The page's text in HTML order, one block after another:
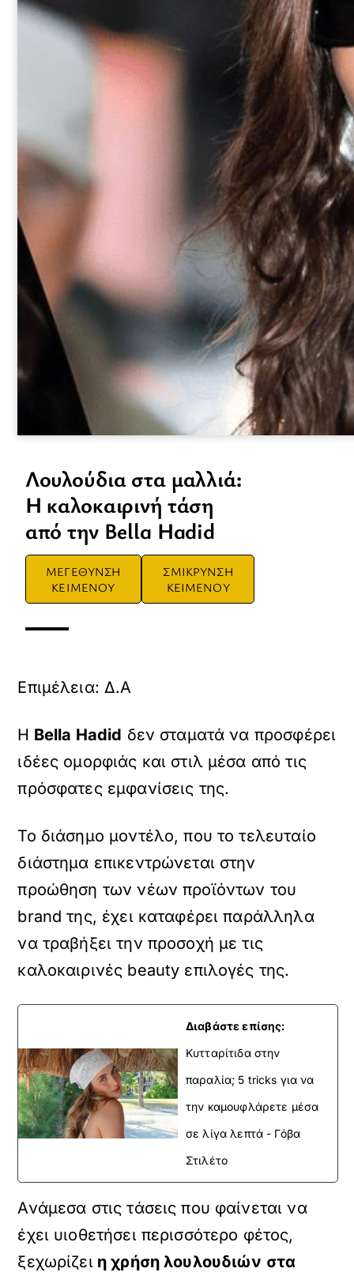
Λουλούδια στα μαλλιά:
Η καλοκαιρινή τάση
από την Bella Hadid
ΜΕΓΕΘΥΝΣΗ
ΚΕΙΜΕΝΟΥ
ΣΜΙΚΡΥΝΣΗ
ΚΕΙΜΕΝΟΥ
Επιμέλεια: Δ.Α
Η Bella Hadid δεν σταματά να προσφέρει
ιδέες ομορφιάς και στιλ μέσα από τις
πρόσφατες εμφανίσεις της.
Το διάσημο μοντέλο, που το τελευταίο
διάστημα επικεντρώνεται στην
προώθηση των νέων προϊόντων του
brand της, έχει καταφέρει παράλληλα
να τραβήξει την προσοχή με τις
καλοκαιρινές beauty επιλογές της.
Διαβάστε επίσης:
Κυτταρίτιδα στην
παραλία; 5 tricks για να
την καμουφλάρετε μέσα
σε λίγα λεπτά - Γόβα
Στιλέτο
Ανάμεσα στις τάσεις που φαίνεται να
έχει υιοθετήσει περισσότερο φέτος,
ξεχωρίζειη χρήση λουλουδιών στα